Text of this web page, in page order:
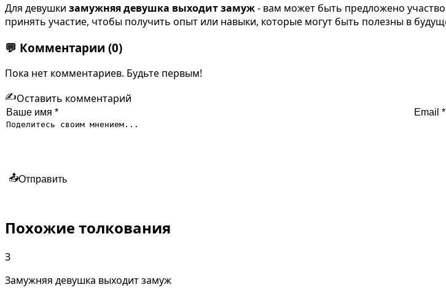
Для девушки замужняя девушка выходит замуж- вам может быть предложено
принять участие, чтобы получить опыт или навыки, которые могут быть полезны в
💬 Комментарии (0)
Пока нет комментариев. Будьте первым!
✍️Оставить комментарий
📤Отправить
Похожие толкования
З
Замужняя девушка выходит замуж